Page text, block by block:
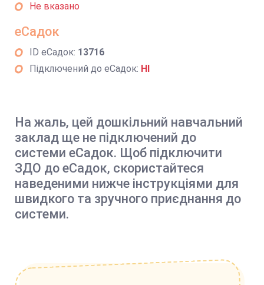
Не вказано
еСадок
ID еСадок: 13716
Підключений до еСадок: НІ
На жаль, цей дошкільний навчальний
заклад ще не підключений до
системи еСадок. Щоб підключити
ЗДО до еСадок, скористайтеся
наведеними нижче інструкціями для
швидкого та зручного приєднання до
системи.